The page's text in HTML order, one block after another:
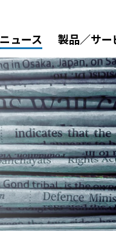
ニュース 製品／サー